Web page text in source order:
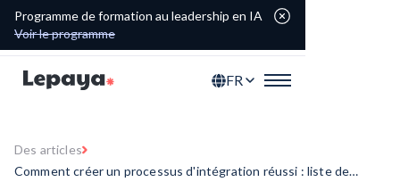
Programme de formation au leadership en IA
Voir le programme
FR
Des articles
Comment créer un processus d'intégration réussi : liste de